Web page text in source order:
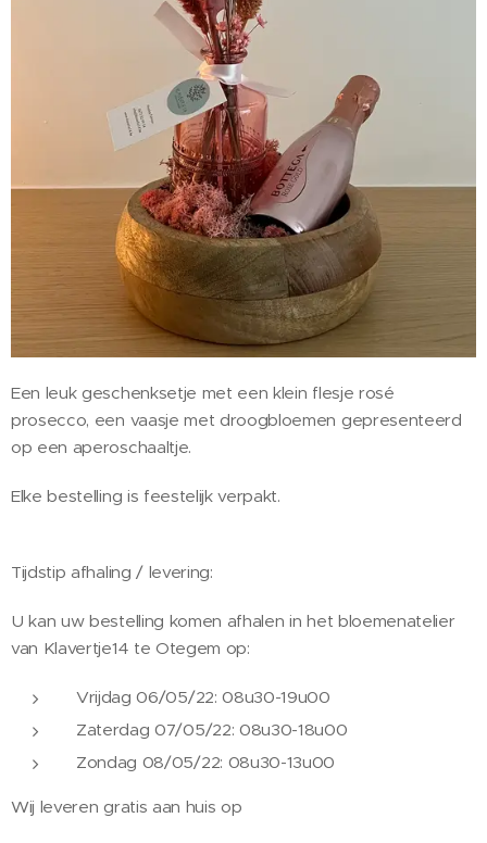
Een leuk geschenksetje met een klein flesje rosé
prosecco, een vaasje met droogbloemen gepresenteerd
op een aperoschaaltje.
Elke bestelling is feestelijk verpakt.
Tijdstip afhaling / levering:
U kan uw bestelling komen afhalen in het bloemenatelier
van Klavertje14 te Otegem op:
Vrijdag 06/05/22: 08u30-19u00
Zaterdag 07/05/22: 08u30-18u00
Zondag 08/05/22: 08u30-13u00
Wij leveren gratis aan huis op